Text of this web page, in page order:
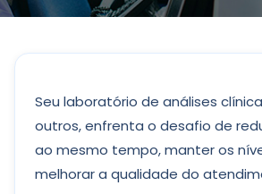
Seu laboratório de análises
outros, enfrenta o desafio de
ao mesmo tempo, manter os
melhorar a qualidade do